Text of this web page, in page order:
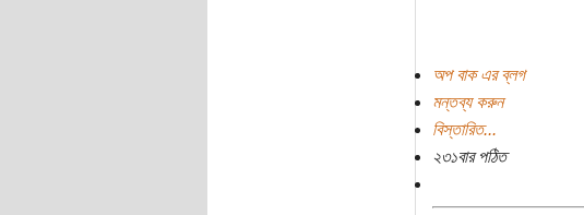
অপ বাক এর ব্লগ
মন্তব্য করুন
বিস্তারিত...
২৩১বার পঠিত